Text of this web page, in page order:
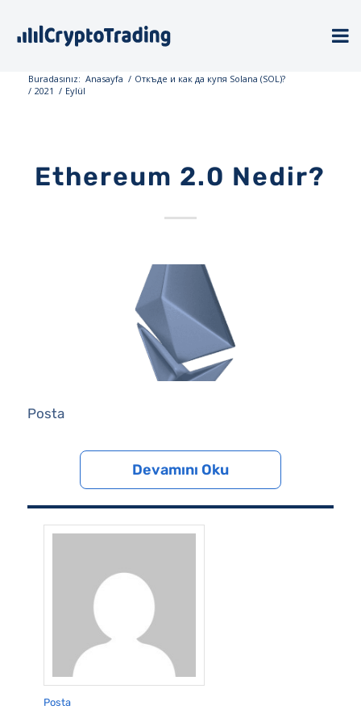
Buradasınız: Anasayfa / Откъде и как да купя Solana (SOL)?
/ 2021 / Eylül
Ethereum 2.0 Nedir?
Posta
Devamını Oku
Posta